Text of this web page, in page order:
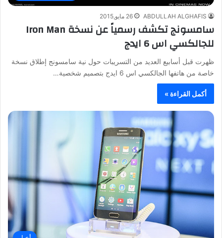
ABDULLAH ALGHAFIS 26 مايو,2015
سامسونج تكشف رسمياً عن نسخة Iron Man
للجالكسي اس 6 ايدج
ظهرت قبل أسابيع العديد من التسريبات حول نية سامسونج إطلاق نسخة
خاصة من هاتفها الجالكسي اس 6 ايدج بتصميم شخصية…
أكمل القراءة »